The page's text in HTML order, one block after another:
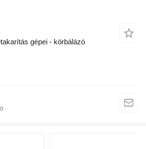
gépei - körbálázó